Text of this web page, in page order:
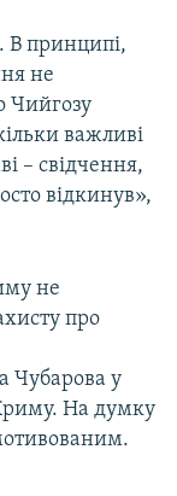
В принципі,
не
Чийгозу
важливі
– свідчення,
відкинув»,
не
про
Чубарова у
На думку